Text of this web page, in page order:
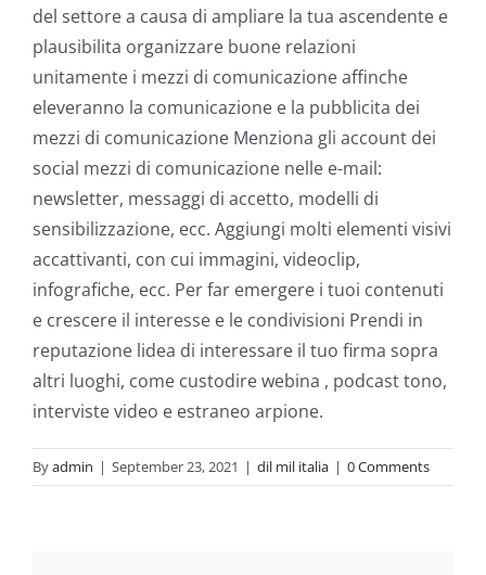
del settore a causa di ampliare la tua ascendente e
plausibilita organizzare buone relazioni
unitamente i mezzi di comunicazione affinche
eleveranno la comunicazione e la pubblicita dei
mezzi di comunicazione Menziona gli account dei
social mezzi di comunicazione nelle e-mail:
newsletter, messaggi di accetto, modelli di
sensibilizzazione, ecc. Aggiungi molti elementi visivi
accattivanti, con cui immagini, videoclip,
infografiche, ecc. Per far emergere i tuoi contenuti
e crescere il interesse e le condivisioni Prendi in
reputazione lidea di interessare il tuo firma sopra
altri luoghi, come custodire webina , podcast tono,
interviste video e estraneo arpione.
Byadmin | September 23, 2021 | dil mil italia | 0 Comments